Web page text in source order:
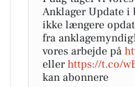
Anklager Update i
ikke længere
fra
vores arbejde på
ellerhttps://t.co/
kan abonnere